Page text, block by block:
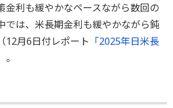
金利も緩やかなペースながら数回の
では、米長期金利も緩やかながら鈍
12月6日付レポート 「2025年日米長